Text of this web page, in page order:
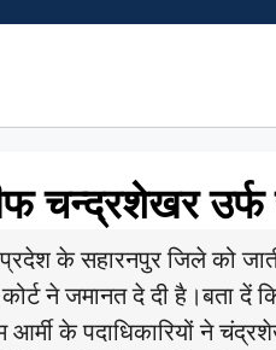
चन्द्रशेखर
के सहारनपुर जिले को
कोर्ट ने जमानत दे दी है।बता
के पदाधिकारियों ने